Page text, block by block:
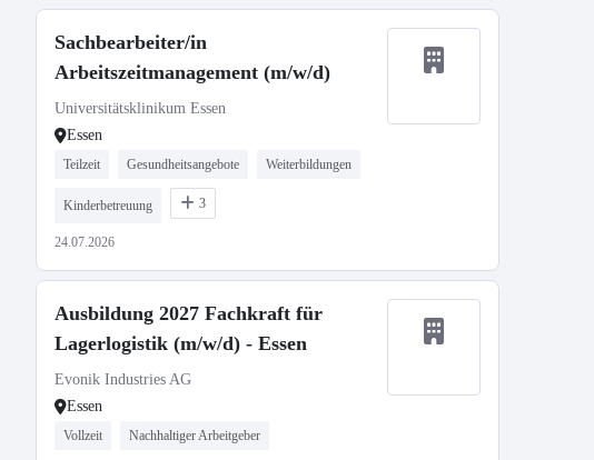
Sachbearbeiter/in
Arbeitszeitmanagement (m/w/d)
Universitätsklinikum Essen
Essen
Teilzeit Gesundheitsangebote Weiterbildungen
Kinderbetreuung 3
24.07.2026
Ausbildung 2027 Fachkraft für
Lagerlogistik (m/w/d) - Essen
Evonik Industries AG
Essen
Vollzeit Nachhaltiger Arbeitgeber